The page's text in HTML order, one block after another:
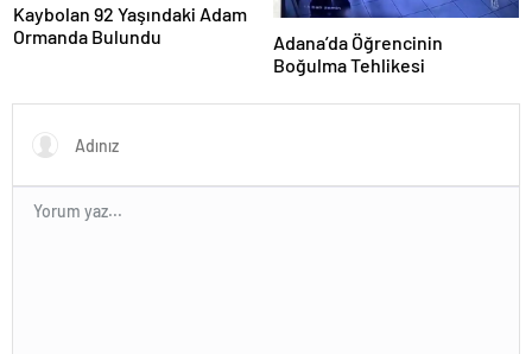
Kaybolan 92 Yaşındaki Adam
Ormanda Bulundu
Adana’da Öğrencinin
Boğulma Tehlikesi